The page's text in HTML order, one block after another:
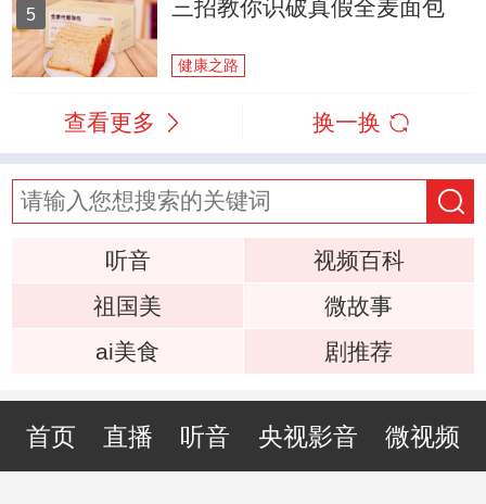
5 三招教你识破真假全麦面包
健康之路
查看更多 换一换
听音
视频百科
祖国美
微故事
ai美食
剧推荐
首页 直播 听音 央视影音 微视频